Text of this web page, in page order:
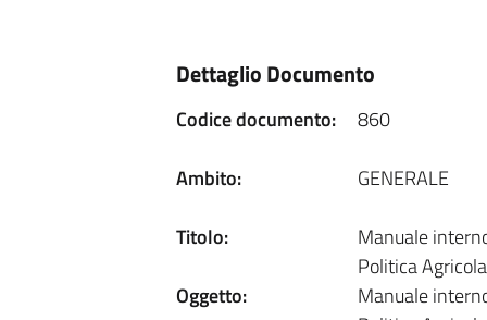
Dettaglio Documento
Codice documento:
860
Ambito:
GENERALE
Titolo:
Manuale
Politica
Oggetto:
Manuale